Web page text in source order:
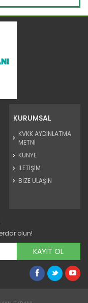
KURUMSAL
KVKK AYDINLATMA
METNİ
KÜNYE
İLETİŞİM
BİZE ULAŞIN
olun!
KAYIT OL